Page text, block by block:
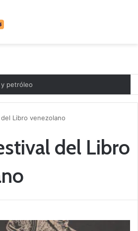
y petróleo
Libro venezolano
del Libro